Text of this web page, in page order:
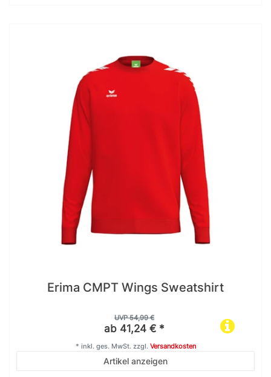
Erima CMPT Wings Sweatshirt
UVP 54,99 €
ab 41,24 € *
Artikel anzeigen
* inkl. ges. MwSt.zzgl. Versandkosten